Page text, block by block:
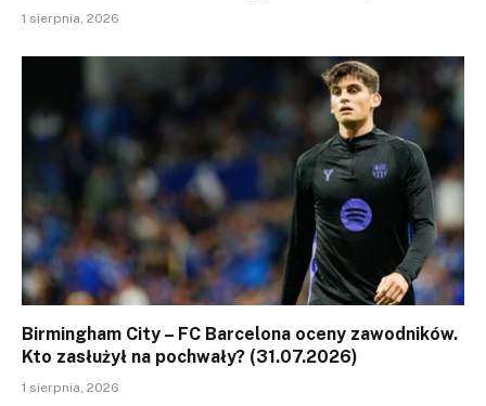
1 sierpnia, 2026
Birmingham City – FC Barcelona oceny zawodników.
Kto zasłużył na pochwały? (31.07.2026)
1 sierpnia, 2026